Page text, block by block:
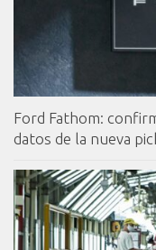
Ford Fathom:
datos de la nueva